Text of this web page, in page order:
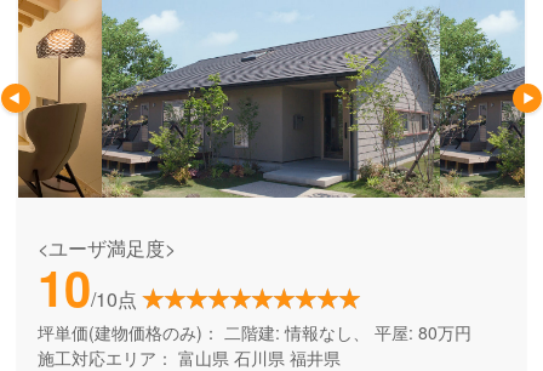
<ユーザ満足度>
10/10点
坪単価(建物価格のみ)： 二階建: 情報なし、 平屋: 80万円
施工対応エリア： 富山県 石川県 福井県